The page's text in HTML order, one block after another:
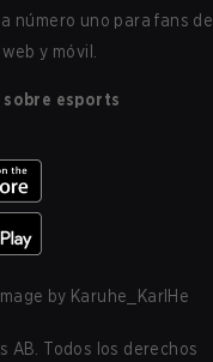
número uno para fans de
y móvil.
esports
by Karuhe_KarlHe
AB. Todos los derechos